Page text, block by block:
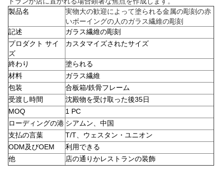
製品名
実物大の歓迎によって塗られる金属の彫刻の赤
いボーイングの人のガラス繊維の彫刻
記述
ガラス繊維の彫刻
プロダクト サイ
ズ
カスタマイズされたサイズ
終わり
塗られる
材料
ガラス繊維
包装
合板箱/鉄骨フレーム
受渡し時間
沈殿物を受け取った後35日
MOQ
1 PC
ローディングの港 シアムン、中国
支払の言葉
T/T、ウェスタン・ユニオン
ODM及びOEM
利用できる
他
店の通りかレストランの装飾